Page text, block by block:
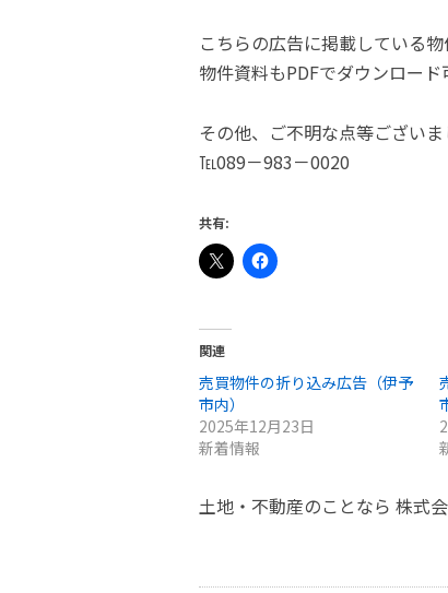
こちらの広告に掲載している
物件資料もPDFでダウンロー
その他、ご不明な点等ござい
℡089－983－0020
共有:
関連
売買物件の折り込み広告（伊予
市内）
2025年12月23日
新着情報
土地・不動産のことなら 株式